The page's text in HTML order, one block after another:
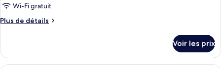
aux
à
chambre :
Studio
Wi-Fi gratuit
Plus de détails
Plus
le
type
Voir les prix